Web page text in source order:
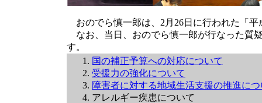
おのでら慎一郎は、2月26日に行われた「 平
なお、当日、おのでら慎一郎が行なった質
す。
国の補正予算への対応について
受援力の強化について
障害者に対する地域生活支援の推進に
アレルギー疾患について